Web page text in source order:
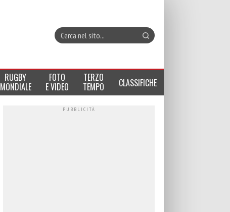
RUGBY
MONDIALE
FOTO
E VIDEO
TERZO
TEMPO CLASSIFICHE